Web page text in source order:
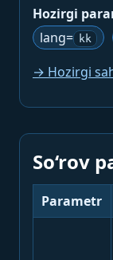
Hozirgi
lang= kk
→ Hozirgi
So‘rov
Parametr